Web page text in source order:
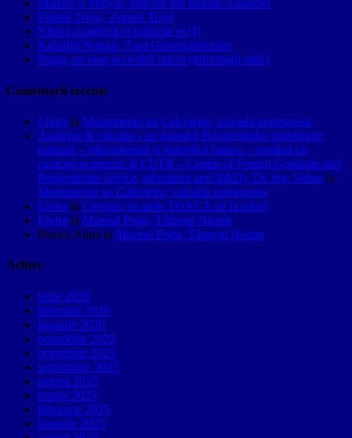
Mardin și Midyat, născute din nahitul Anatoliei
Palatul Troja, Zámek Troja
Vltava pragheză și podurile ei (I)
Kalaallit Nunaat, Țara Groenlandezilor
Praga, un oraș accesibil oricui (informații utile)
Comentarii recente
Elvira la Monumento ao Calceteiro, calçada portuguesa
Azulejos & calçada - cu Jurnalul Bucureștiului (publicație
cultural – educațională și științifică franco – română cu
caracter academic al CUFR – Centre of French Graduate and
Postgraduate advice, education and R&D). Dr. ing. Sebas la
Monumento ao Calceteiro, calçada portuguesa
Elvira la Creştini, se aude TOACA pe la schit!
Elvira la Muzeul Popa, Târpeşti Neamţ
Panica Alina la Muzeul Popa, Târpeşti Neamţ
Arhive
iunie 2026
februarie 2026
ianuarie 2026
noiembrie 2025
octombrie 2025
septembrie 2025
august 2025
martie 2025
februarie 2025
ianuarie 2025